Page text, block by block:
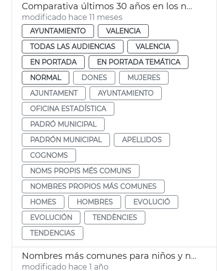
Comparativa últimos 30 años en los nombres más comunes entre la población valenciana
modificado hace 11 meses
AYUNTAMIENTO
VALENCIA
TODAS LAS AUDIENCIAS
VALENCIA
EN PORTADA
EN PORTADA TEMÁTICA
NORMAL
DONES
MUJERES
AJUNTAMENT
AYUNTAMIENTO
OFICINA ESTADÍSTICA
PADRÓ MUNICIPAL
PADRÓN MUNICIPAL
APELLIDOS
COGNOMS
NOMS PROPIS MÉS COMUNS
NOMBRES PROPIOS MÁS COMUNES
HOMES
HOMBRES
EVOLUCIÓ
EVOLUCIÓN
TENDÈNCIES
TENDENCIAS
Nombres más comunes para niños y niñas nacidos 2024 Vlc
modificado hace 1 año